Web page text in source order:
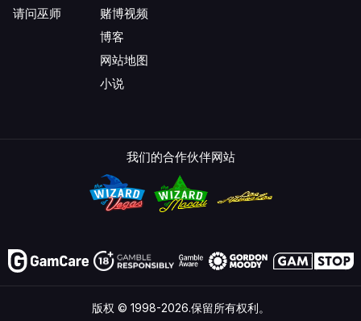
请问巫师
赌博视频
博客
网站地图
小说
我们的合作伙伴网站
版权 © 1998-2026.保留所有权利。